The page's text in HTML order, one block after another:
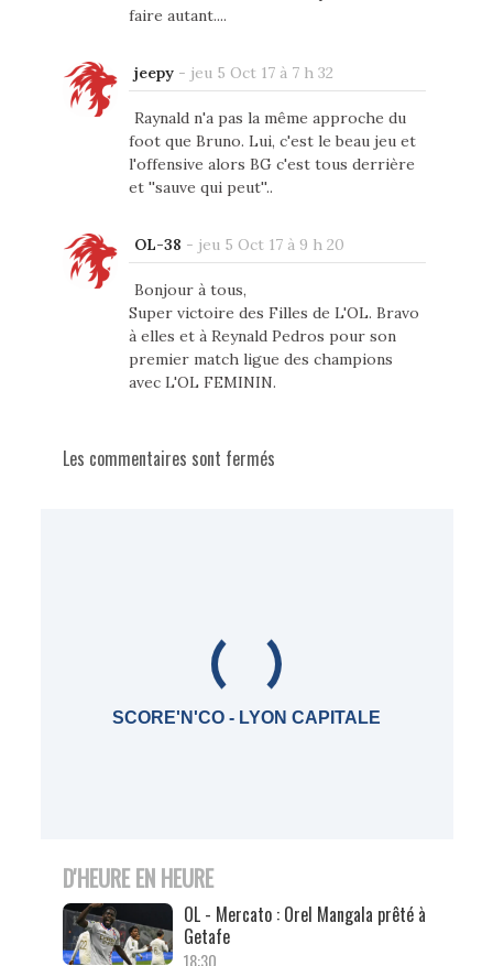
faire autant....
jeepy- jeu 5 Oct 17 à 7 h 32
Raynald n'a pas la même approche du
foot que Bruno. Lui, c'est le beau jeu et
l'offensive alors BG c'est tous derrière
et ''sauve qui peut''..
OL-38 - jeu 5 Oct 17 à 9 h 20
Bonjour à tous,
Super victoire des Filles de L'OL. Bravo
à elles et à Reynald Pedros pour son
premier match ligue des champions
avec L'OL FEMININ.
Les commentaires sont fermés
SCORE'N'CO - LYON CAPITALE
D'HEURE EN HEURE
OL - Mercato : Orel Mangala prêté à
Getafe
18:30